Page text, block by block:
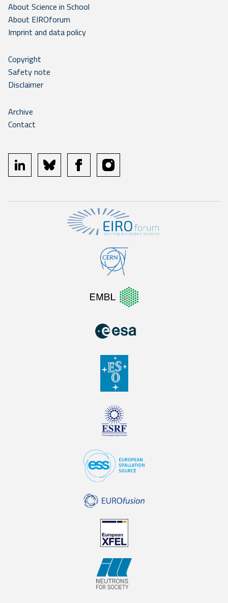
About Science in School
About EIROforum
Imprint and data policy
Copyright
Safety note
Disclaimer
Archive
Contact
linkedin bluesky facebookinstagram